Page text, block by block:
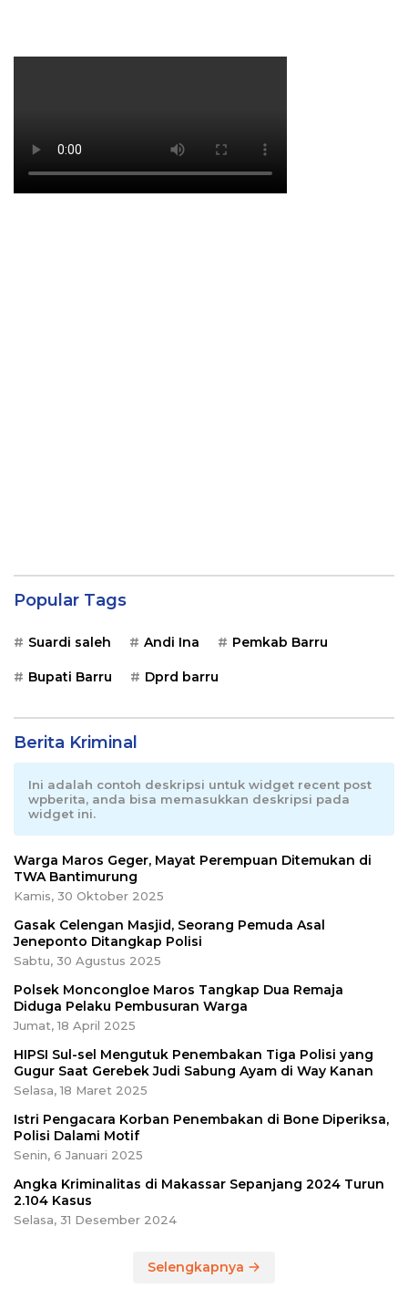
Popular Tags
Suardi saleh Andi Ina Pemkab Barru
Bupati Barru Dprd barru
Berita Kriminal
Ini adalah contoh deskripsi untuk widget recent post
wpberita, anda bisa memasukkan deskripsi pada
widget ini.
Warga Maros Geger, Mayat Perempuan Ditemukan di
TWA Bantimurung
Kamis, 30 Oktober 2025
Gasak Celengan Masjid, Seorang Pemuda Asal
Jeneponto Ditangkap Polisi
Sabtu, 30 Agustus 2025
Polsek Moncongloe Maros Tangkap Dua Remaja
Diduga Pelaku Pembusuran Warga
Jumat, 18 April 2025
HIPSI Sul-sel Mengutuk Penembakan Tiga Polisi yang
Gugur Saat Gerebek Judi Sabung Ayam di Way Kanan
Selasa, 18 Maret 2025
Istri Pengacara Korban Penembakan di Bone Diperiksa,
Polisi Dalami Motif
Senin, 6 Januari 2025
Angka Kriminalitas di Makassar Sepanjang 2024 Turun
2.104 Kasus
Selasa, 31 Desember 2024
Selengkapnya